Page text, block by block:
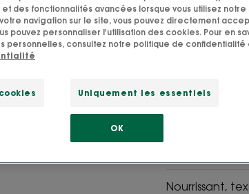
Texture
Nourrissant,
des fonctionnalités avancées lorsque vous utilisez notre
navigation sur le site, vous pouvez directement
pouvez personnaliser l'utilisation des cookies. Pour en
personnelles, consultez notre politique de confidentialité
Uniquement les essentiels
OK